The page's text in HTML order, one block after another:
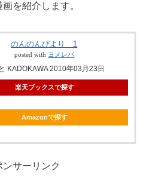
を紹介します。
のんのんびより 1
posted with ヨメレバ
KADOKAWA 2010年03月23日
楽天ブックスで探す
Amazonで探す
ンサーリンク